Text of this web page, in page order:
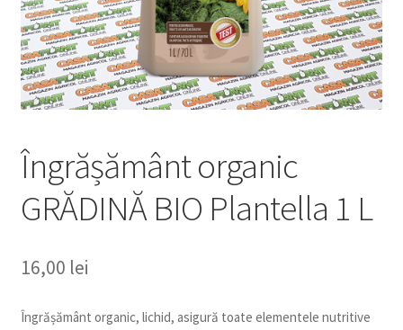
Îngrășământ organic
GRĂDINĂ BIO Plantella 1 L
16,00 lei
Îngrășământ organic, lichid, asigură toate elementele nutritive